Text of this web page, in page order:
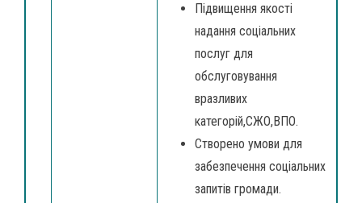
Підвищення якості
надання соціальних
послуг для
обслуговування
вразливих
категорій,СЖО,ВПО.
Створено умови для
забезпечення соціальних
запитів громади.